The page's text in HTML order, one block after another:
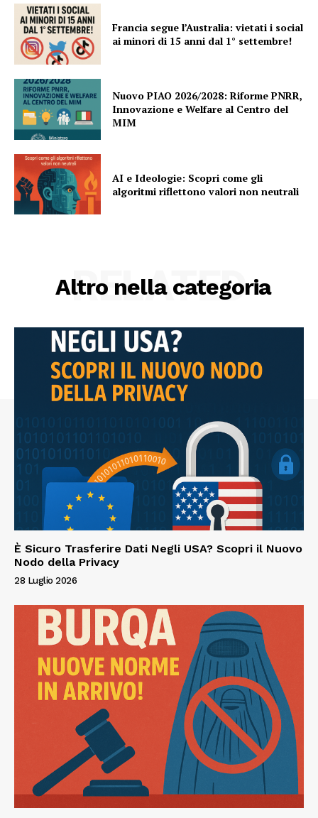
Francia segue l’Australia: vietati i social
ai minori di 15 anni dal 1° settembre!
Nuovo PIAO 2026/2028: Riforme PNRR,
Innovazione e Welfare al Centro del
MIM
AI e Ideologie: Scopri come gli
algoritmi riflettono valori non neutrali
Altro nella categoria
RELATED
È Sicuro Trasferire Dati Negli USA? Scopri il Nuovo
Nodo della Privacy
28 Luglio 2026